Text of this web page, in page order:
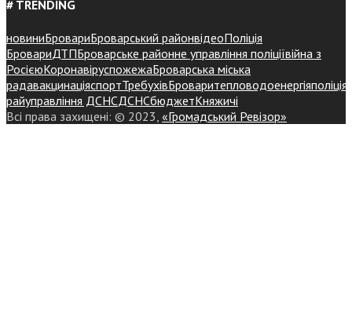
# TRENDING
новиниБровариБроварський районвідеоПоліція
БровариДТПБроварське районне управління поліціївійна з
РосієюКоронавіруспожежаБроварська міська
радавакцинаціяспортТребухівБроваритепловодоенергіяполіція
райуправління ДСНСДСНСбюджетКняжичі
Всі права захищені: © 2023, «Громадський Ревізор»